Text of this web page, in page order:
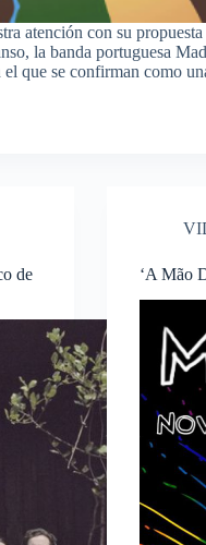
atención con su
la banda portuguesa
que se confirman como
de
‘A Mão